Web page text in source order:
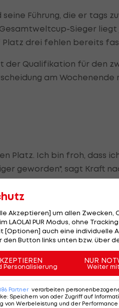
Führung, die er tags
Sieger liegt
Platz drei fehlen bereits
der Qualifikation für den
am
Platz. Ich bin froh, dass
geworden", sagt Kraft
93. Podestplatz den
Ahonen (108) stand
der elfte in diesem
einmal in
Norwegen
Kraft im Finale mit 139,5
Akzeptieren] um allen
LAOLA1 PUR Modus, ohne
[Optionen] auch eine individuelle
Button links unten bzw. über
Personalisierung
NUR
Weiter
Partner verarbeiten
: Speichern von oder Zugriff auf
von Werbeleistung und der